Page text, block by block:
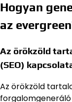
Hogyan
az
Az örökzöld
(SEO)
Az örökzöld
forgalomgeneráló